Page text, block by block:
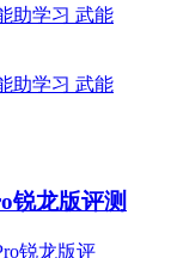
锐龙版评测